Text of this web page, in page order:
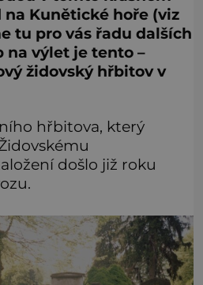
Kunětické hoře (viz
tu pro vás řadu dalších
výlet je tento –
židovský hřbitov v
hřbitova, který
došlo již roku